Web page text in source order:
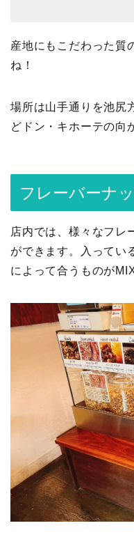
産地にもこだわった質
ね！
場所は山手通りを池尻
どドン・キホーテの向
フレーバーナ
店内では、様々なフレ
ができます。入ってい
によって合うものが